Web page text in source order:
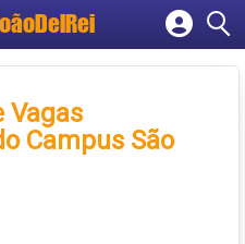
empresa
conta
Vagas
Campus São